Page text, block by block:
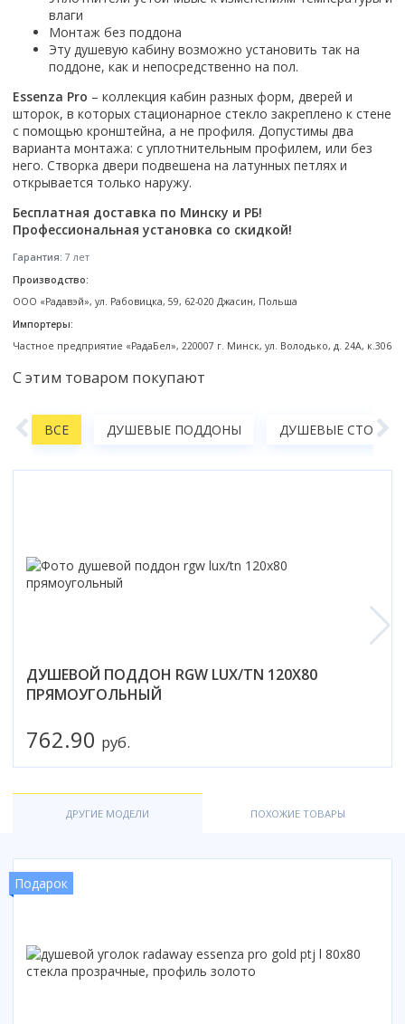
Смотреть все
Способ открывания
С раздвижной дверью
С распашной дверью
Со складной дверью
С открывающейся дверью
Высота кабины
Низкие
200 см
Смотреть все
Комплектующие
Сифоны
Ролики
Коврик для душевой кабины
Смотреть все
влаги
Монтаж без поддона
Эту душевую кабину возможно установить так на
поддоне, как и непосредственно на пол.
Essenza Pro – коллекция кабин разных форм, дверей и
шторок, в которых стационарное стекло закреплено к стене
с помощью кронштейна, а не профиля. Допустимы два
варианта монтажа: с уплотнительным профилем, или без
него. Створка двери подвешена на латунных петлях и
открывается только наружу.
Бесплатная доставка по Минску и РБ!
Профессиональная установка со скидкой!
Гарантия: 7 лет
Производство:
ООО «Радавэй», ул. Рабовицка, 59, 62-020 Джасин, Польша
Импортеры:
Частное предприятие «РадаБел», 220007 г. Минск, ул. Володько, д. 24А, к.306
С этим товаром покупают
ВСЕ ДУШЕВЫЕ ПОДДОНЫ ДУШЕВЫЕ
ДУШЕВОЙ ПОДДОН RGW LUX/TN 120X80
ПРЯМОУГОЛЬНЫЙ
762.90 руб.
ДРУГИЕ МОДЕЛИ ПОХОЖИЕ ТОВАРЫ
Подарок